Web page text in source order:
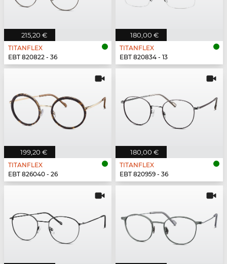
215,20 €
TITANFLEX
EBT 820822 - 36
180,00 €
TITANFLEX
EBT 820834 - 13
199,20 €
TITANFLEX
EBT 826040 - 26
180,00 €
TITANFLEX
EBT 820959 - 36